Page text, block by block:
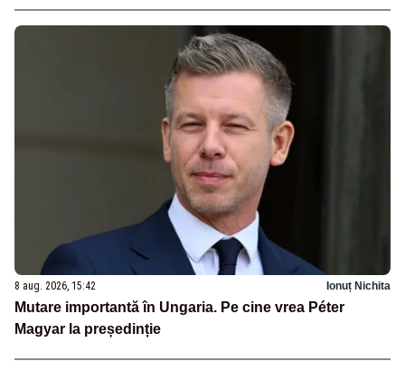
8 aug. 2026, 15:42 Ionuț Nichita
Mutare importantă în Ungaria. Pe cine vrea Péter
Magyar la președinție